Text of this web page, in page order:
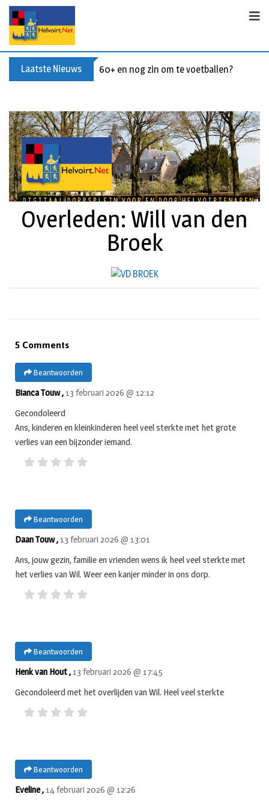
Laatste Nieuws 60+ en nog zin om te voetballen? Kom
Overleden: Will van den
Broek
5 Comments
Beantwoorden
Bianca Touw , 13 februari 2026 @ 12:12
Gecondoleerd
Ans, kinderen en kleinkinderen heel veel sterkte met het grote
verlies van een bijzonder iemand.
Beantwoorden
Daan Touw , 13 februari 2026 @ 13:01
Ans, jouw gezin, familie en vrienden wens ik heel veel sterkte met
het verlies van Wil. Weer een kanjer minder in ons dorp.
Beantwoorden
Henk van Hout , 13 februari 2026 @ 17:45
Gecondoleerd met het overlijden van Wil. Heel veel sterkte
Beantwoorden
Eveline , 14 februari 2026 @ 12:26